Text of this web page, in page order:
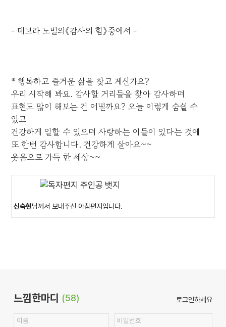
- 데보라 노빌의《감사의 힘》중에서 -
* 행복하고 즐거운 삶을 찾고 계신가요?
우리 시작해 봐요. 감사할 거리들을 찾아 감사하며
표현도 많이 해보는 건 어떨까요? 오늘 이렇게 숨쉴 수
있고
건강하게 일할 수 있으며 사랑하는 이들이 있다는 것에
또 한번 감사합니다. 건강하게 살아요~~
웃음으로 가득 한 세상~~
신숙현님께서 보내주신 아침편지입니다.
느낌한마디 (58) 로그인하세요